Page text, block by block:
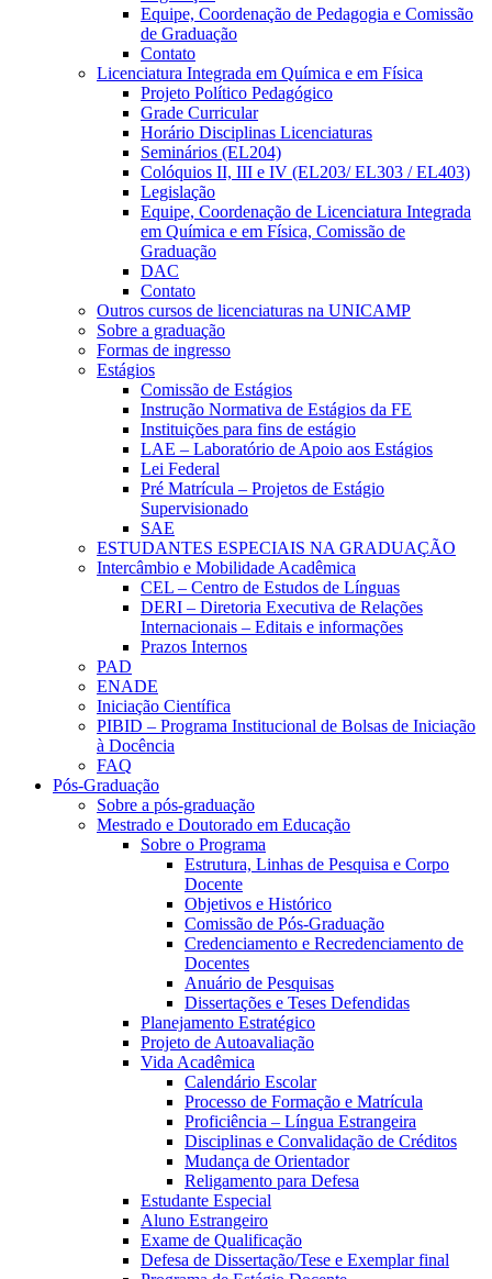
Equipe, Coordenação de Pedagogia e Comissão
de Graduação
Contato
Licenciatura Integrada em Química e em Física
Projeto Político Pedagógico
Grade Curricular
Horário Disciplinas Licenciaturas
Seminários (EL204)
Colóquios II, III e IV (EL203/ EL303 / EL403)
Legislação
Equipe, Coordenação de Licenciatura Integrada
em Química e em Física, Comissão de
Graduação
DAC
Contato
Outros cursos de licenciaturas na UNICAMP
Sobre a graduação
Formas de ingresso
Estágios
Comissão de Estágios
Instrução Normativa de Estágios da FE
Instituições para fins de estágio
LAE – Laboratório de Apoio aos Estágios
Lei Federal
Pré Matrícula – Projetos de Estágio
Supervisionado
SAE
ESTUDANTES ESPECIAIS NA GRADUAÇÃO
Intercâmbio e Mobilidade Acadêmica
CEL – Centro de Estudos de Línguas
DERI – Diretoria Executiva de Relações
Internacionais – Editais e informações
Prazos Internos
PAD
ENADE
Iniciação Científica
PIBID – Programa Institucional de Bolsas de Iniciação
à Docência
FAQ
Pós-Graduação
Sobre a pós-graduação
Mestrado e Doutorado em Educação
Sobre o Programa
Estrutura, Linhas de Pesquisa e Corpo
Docente
Objetivos e Histórico
Comissão de Pós-Graduação
Credenciamento e Recredenciamento de
Docentes
Anuário de Pesquisas
Dissertações e Teses Defendidas
Planejamento Estratégico
Projeto de Autoavaliação
Vida Acadêmica
Calendário Escolar
Processo de Formação e Matrícula
Proficiência – Língua Estrangeira
Disciplinas e Convalidação de Créditos
Mudança de Orientador
Religamento para Defesa
Estudante Especial
Aluno Estrangeiro
Exame de Qualificação
Defesa de Dissertação/Tese e Exemplar final